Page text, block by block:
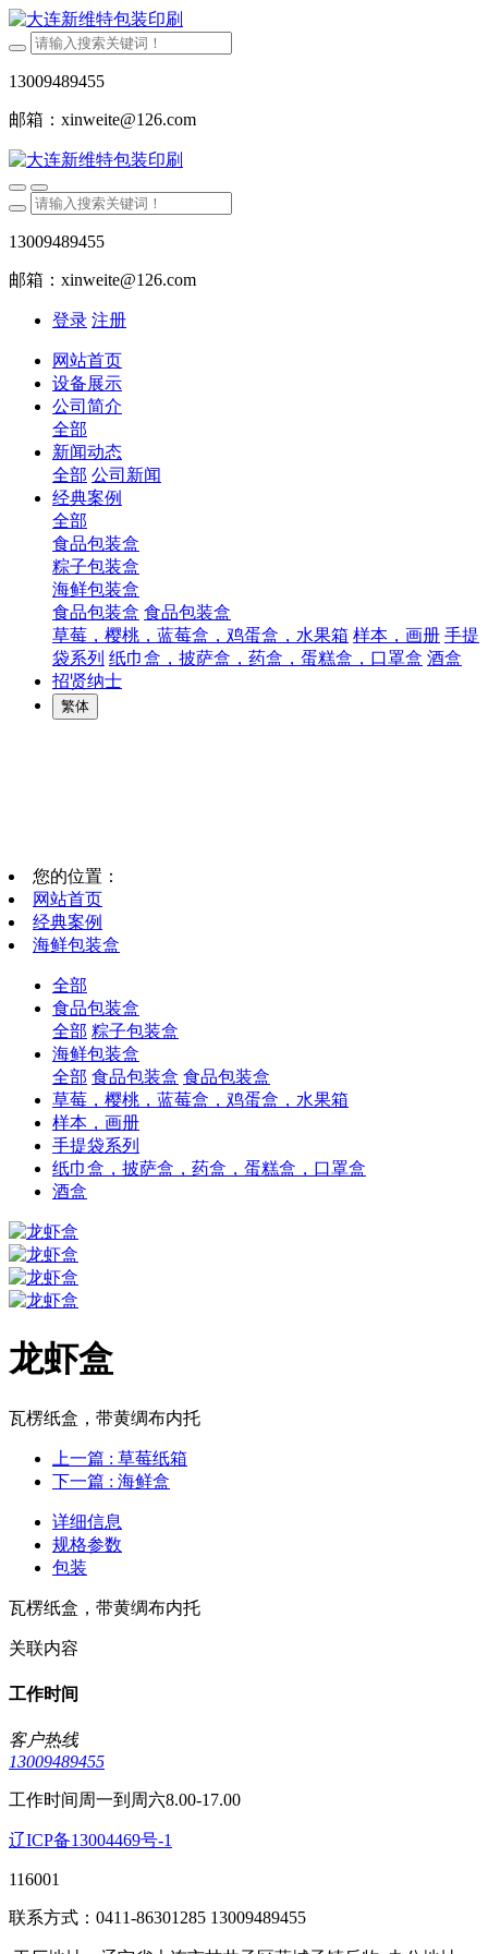
13009489455
邮箱：xinweite@126.com
13009489455
邮箱：xinweite@126.com
登录 注册
网站首页
设备展示
公司简介
全部
新闻动态
全部 公司新闻
经典案例
全部
食品包装盒
粽子包装盒
海鲜包装盒
食品包装盒 食品包装盒
草莓，樱桃，蓝莓盒，鸡蛋盒，水果箱 样本，画册 手提
袋系列 纸巾盒，披萨盒，药盒，蛋糕盒，口罩盒 酒盒
招贤纳士
繁体
您的位置：
网站首页
经典案例
海鲜包装盒
全部
食品包装盒
全部 粽子包装盒
海鲜包装盒
全部 食品包装盒 食品包装盒
草莓，樱桃，蓝莓盒，鸡蛋盒，水果箱
样本，画册
手提袋系列
纸巾盒，披萨盒，药盒，蛋糕盒，口罩盒
酒盒
龙虾盒
瓦楞纸盒，带黄绸布内托
上一篇 : 草莓纸箱
下一篇 : 海鲜盒
详细信息
规格参数
包装
瓦楞纸盒，带黄绸布内托
关联内容
工作时间
客户热线
13009489455
工作时间周一到周六8.00-17.00
辽ICP备13004469号-1
116001
联系方式：0411-86301285 13009489455